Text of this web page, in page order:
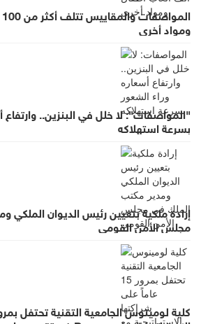
ومواد أخرى
"المواصفات": لا خلل في البنزين.. وارتفاع
بسرعة استهلاكه
إرادة ملكية بتعيين رئيس الديوان
مجلس الأمن القومي